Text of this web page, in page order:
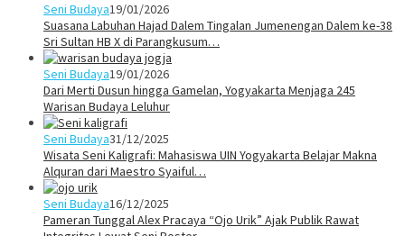
Seni Budaya19/01/2026
Suasana Labuhan Hajad Dalem Tingalan Jumenengan Dalem ke-38
Sri Sultan HB X di Parangkusum…
Seni Budaya19/01/2026
Dari Merti Dusun hingga Gamelan, Yogyakarta Menjaga 245
Warisan Budaya Leluhur
Seni Budaya31/12/2025
Wisata Seni Kaligrafi: Mahasiswa UIN Yogyakarta Belajar Makna
Alquran dari Maestro Syaiful…
Seni Budaya16/12/2025
Pameran Tunggal Alex Pracaya “Ojo Urik” Ajak Publik Rawat